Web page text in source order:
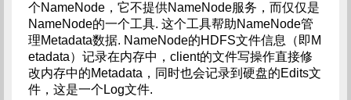
个NameNode，它不提供NameNode服务，而仅仅是
NameNode的一个工具. 这个工具帮助NameNode管
理Metadata数据. NameNode的HDFS文件信息（即M
etadata）记录在内存中，client的文件写操作直接修
改内存中的Metadata，同时也会记录到硬盘的Edits文
件，这是一个Log文件.